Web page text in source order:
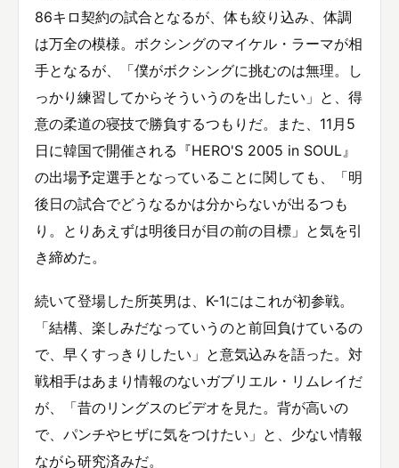
86キロ契約の試合となるが、体も絞り込み、体調
は万全の模様。ボクシングのマイケル・ラーマが相
手となるが、「僕がボクシングに挑むのは無理。し
っかり練習してからそういうのを出したい」と、得
意の柔道の寝技で勝負するつもりだ。また、11月5
日に韓国で開催される『HERO'S 2005 in SOUL』
の出場予定選手となっていることに関しても、「明
後日の試合でどうなるかは分からないが出るつも
り。とりあえずは明後日が目の前の目標」と気を引
き締めた。
続いて登場した所英男は、K-1にはこれが初参戦。
「結構、楽しみだなっていうのと前回負けているの
で、早くすっきりしたい」と意気込みを語った。対
戦相手はあまり情報のないガブリエル・リムレイだ
が、「昔のリングスのビデオを見た。背が高いの
で、パンチやヒザに気をつけたい」と、少ない情報
ながら研究済みだ。